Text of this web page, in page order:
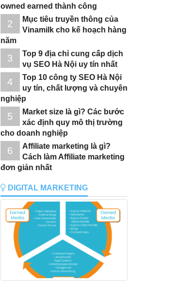
owned earned thành công
2
Mục tiêu truyền thông của
Vinamilk cho kế hoạch hàng
năm
3
Top 9 địa chỉ cung cấp dịch
vụ SEO Hà Nội uy tín nhất
4
Top 10 công ty SEO Hà Nội
uy tín, chất lượng và chuyên
nghiệp
5
Market size là gì? Các bước
xác định quy mô thị trường
cho doanh nghiệp
6
Affiliate marketing là gì?
Cách làm Affiliate marketing
đơn giản nhất
DIGITAL MARKETING